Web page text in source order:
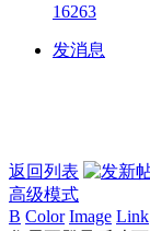
16263
发消息
返回列表
高级模式
B Color Image Link